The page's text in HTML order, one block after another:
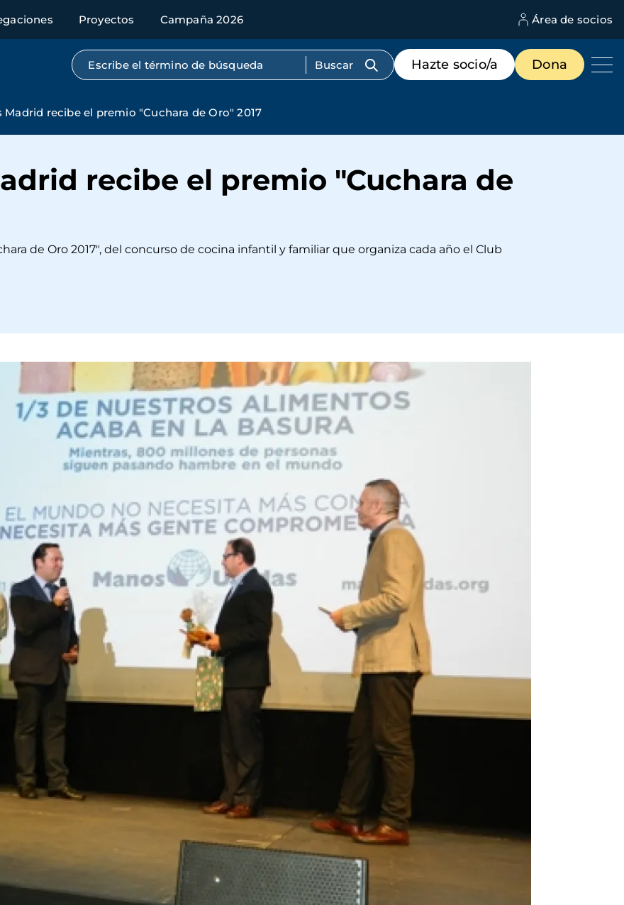
Proyectos Campaña 2026 Área de socios
Búsqueda por texto completo
Menú
de
destacados
Hazte socio/a Dona
Madrid recibe el premio "Cuchara de Oro" 2017
recibe el premio "Cuchara de
de Oro 2017", del concurso de cocina infantil y familiar que organiza cada año el Club